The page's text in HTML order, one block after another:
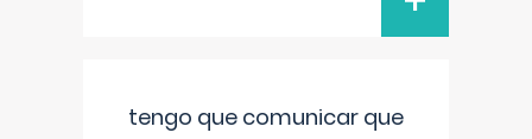
tengo que comunicar que